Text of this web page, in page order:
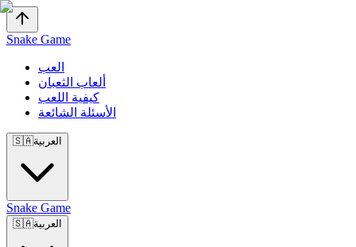
Snake Game
العب
ألعاب الثعبان
كيفية اللعب
الأسئلة الشائعة
🇸🇦العربية
Snake Game
🇸🇦العربية